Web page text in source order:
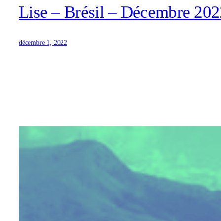
Lise – Brésil – Décembre
décembre 1, 2022